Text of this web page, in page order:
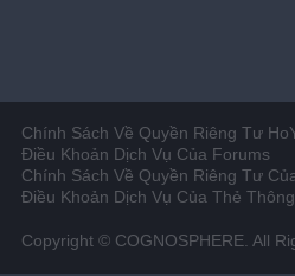
Chính Sách Về Quyền Riêng Tư
Điều Khoản Dịch Vụ Của Forums
Chính Sách Về Quyền Riêng Tư
Điều Khoản Dịch Vụ Của Thẻ
Copyright © COGNOSPHERE. All